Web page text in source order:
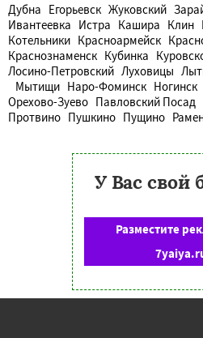
Дубна Егорьевск Жуковский
Ивантеевка Истра Кашира Клин
Котельники Красноармейск
Краснознаменск Кубинка
Лосино-Петровский Луховицы
Мытищи Наро-Фоминск Ногинск
Орехово-Зуево Павловский Посад
Протвино Пушкино Пущино
У Вас свой
Разместите